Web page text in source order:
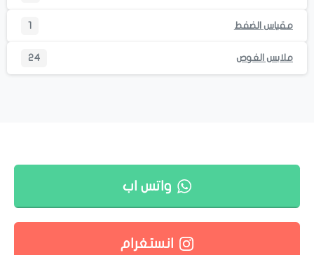
مقياس الضفط 1
ملابس الغوص 24
واتس اب
انستغرام